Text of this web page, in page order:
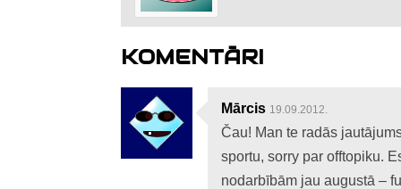
KOMENTĀRI
Mārcis 19.09.2012.
Čau! Man te radās
sportu, sorry par offtopiku.
nodarbībām jau augustā –